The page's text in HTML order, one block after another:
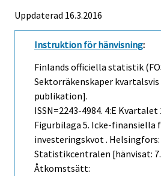
Uppdaterad 16.3.2016
Instruktion för hänvisning:
Finlands officiella statistik
Sektorräkenskaper kvartalsvis
publikation].
ISSN=2243-4984. 4:e Kvartalet
Figurbilaga 5. Icke-finansiella
investeringskvot . Helsingfors:
Statistikcentralen [hänvisat:
Åtkomstsätt: